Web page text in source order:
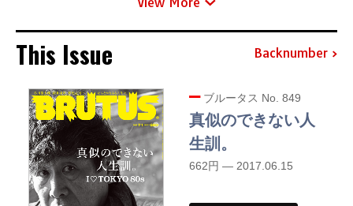
This Issue Backnumber
ブルータス No. 849
真似のできない人
生訓。
662円 — 2017.06.15